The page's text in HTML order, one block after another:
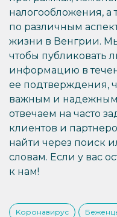
налогообложения, а
по различным
жизни в Венгрии.
чтобы публиковать
информацию в
ее подтверждения,
важным и
отвечаем на часто
клиентов и
найти через поиск
словам. Если у вас
к нам!
Kоронавирус